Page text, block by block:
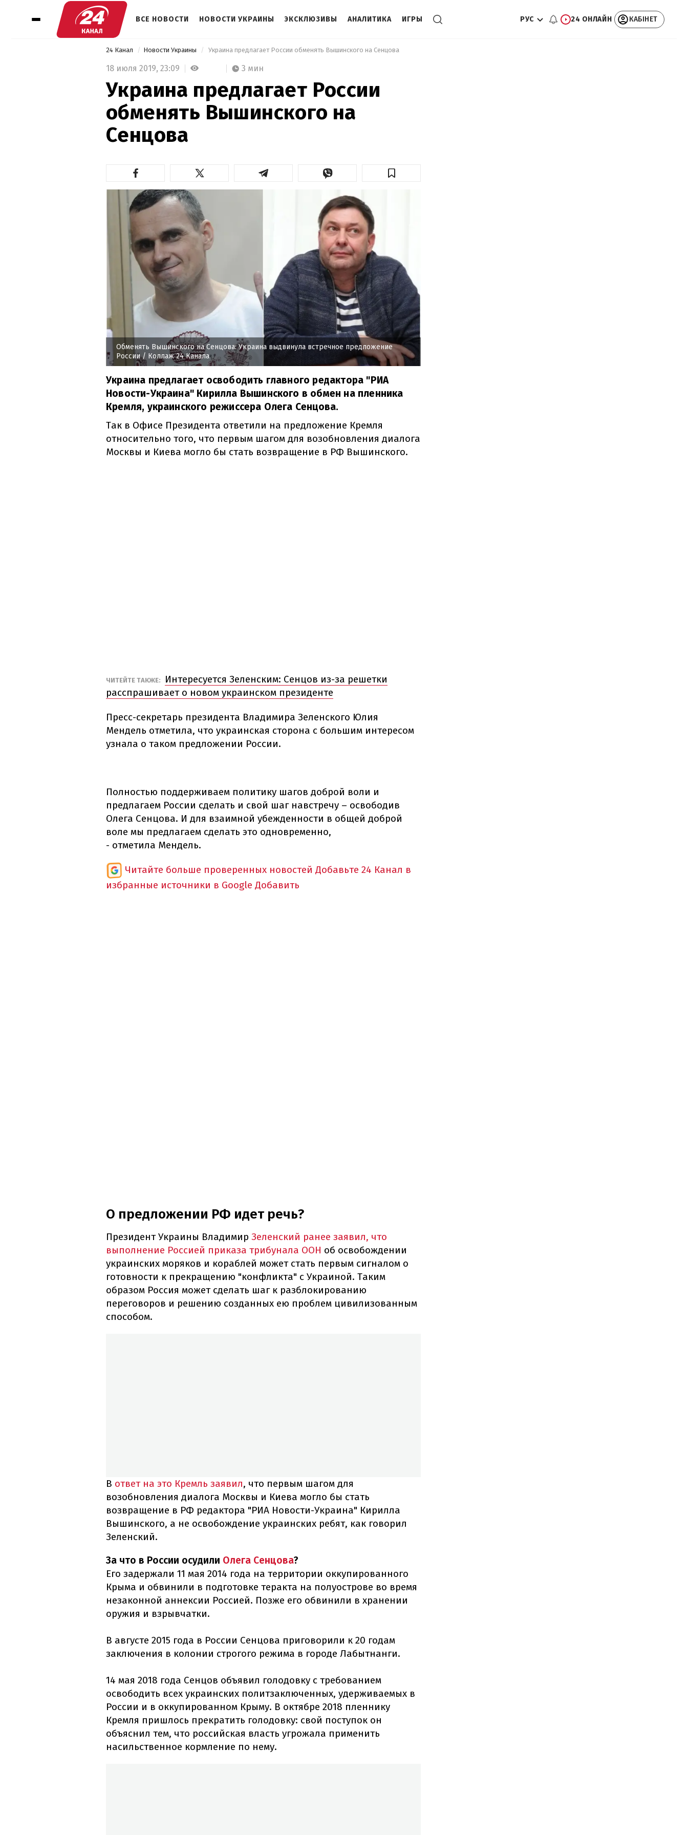
ВСЕ НОВОСТИ НОВОСТИ УКРАИНЫ ЭКСКЛЮЗИВЫ АНАЛИТИКА ИГРЫ РУС 24 ОНЛАЙН КАБІНЕТ
24 Канал Новости Украины Украина предлагает России обменять Вышинского на Сенцова
18 июля 2019, 23:09 3 мин
Украина предлагает России
обменять Вышинского на
Сенцова
Обменять Вышинского на Сенцова: Украина выдвинула встречное предложение
России/ Коллаж 24 Канала
Украина предлагает освободить главного редактора "РИА
Новости-Украина" Кирилла Вышинского в обмен на пленника
Кремля, украинского режиссера Олега Сенцова.
Так в Офисе Президента ответили на предложение Кремля
относительно того, что первым шагом для возобновления диалога
Москвы и Киева могло бы стать возвращение в РФ Вышинского.
ЧИТЕЙТЕ ТАКЖЕ:
Интересуется Зеленским: Сенцов из-за решетки
расспрашивает о новом украинском президенте
Пресс-секретарь президента Владимира Зеленского Юлия
Мендель отметила, что украинская сторона с большим интересом
узнала о таком предложении России.
Полностью поддерживаем политику шагов доброй воли и
предлагаем России сделать и свой шаг навстречу – освободив
Олега Сенцова. И для взаимной убежденности в общей доброй
воле мы предлагаем сделать это одновременно,
- отметила Мендель.
Читайте больше проверенных новостей Добавьте 24 Канал в
избранные источники в Google Добавить
О предложении РФ идет речь?
Президент Украины Владимир Зеленский ранее заявил, что
выполнение Россией приказа трибунала ООН об освобождении
украинских моряков и кораблей может стать первым сигналом о
готовности к прекращению "конфликта" с Украиной. Таким
образом Россия может сделать шаг к разблокированию
переговоров и решению созданных ею проблем цивилизованным
способом.
В ответ на это Кремль заявил, что первым шагом для
возобновления диалога Москвы и Киева могло бы стать
возвращение в РФ редактора "РИА Новости-Украина" Кирилла
Вышинского, а не освобождение украинских ребят, как говорил
Зеленский.
За что в России осудили Олега Сенцова?
Его задержали 11 мая 2014 года на территории оккупированного
Крыма и обвинили в подготовке теракта на полуострове во время
незаконной аннексии Россией. Позже его обвинили в хранении
оружия и взрывчатки.
В августе 2015 года в России Сенцова приговорили к 20 годам
заключения в колонии строгого режима в городе Лабытнанги.
14 мая 2018 года Сенцов объявил голодовку с требованием
освободить всех украинских политзаключенных, удерживаемых в
России и в оккупированном Крыму. В октябре 2018 пленнику
Кремля пришлось прекратить голодовку: свой поступок он
объяснил тем, что российская власть угрожала применить
насильственное кормление по нему.